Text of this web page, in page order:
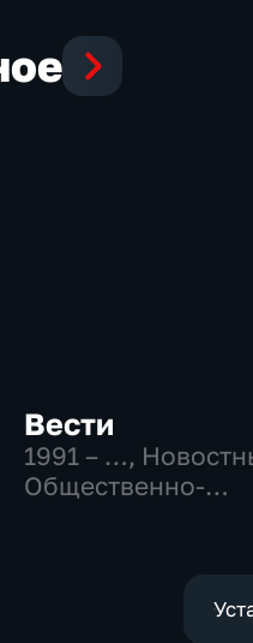
Вести
1991 – …,
Общественно-